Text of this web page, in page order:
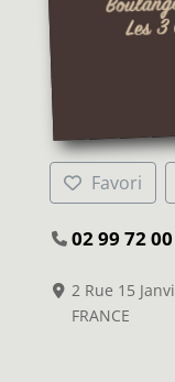
Favori
02 99 72
2 Rue 15
FRANCE